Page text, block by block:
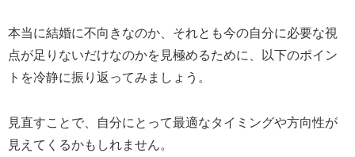
本当に結婚に不向きなのか、それとも今の自分に必要な視
点が足りないだけなのかを見極めるために、以下のポイン
トを冷静に振り返ってみましょう。
見直すことで、自分にとって最適なタイミングや方向性が
見えてくるかもしれません。